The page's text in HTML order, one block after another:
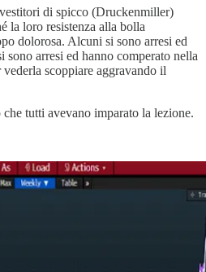
di spicco (Druckenmiller)
la loro resistenza alla bolla
dolorosa. Alcuni si sono arresi ed
arresi ed hanno comperato nella
scoppiare aggravando il
tutti avevano imparato la lezione.